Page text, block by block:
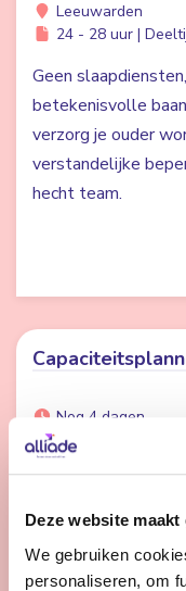
Deze website
We gebruiken
personaliseren, om
Leeuwarden
24 - 28 uur |
Geen
betekenisvolle
verzorg je ouder
verstandelijke
hecht team.
Nog 4 dagen
Stiens
28 - 32 uur |
een stap verder